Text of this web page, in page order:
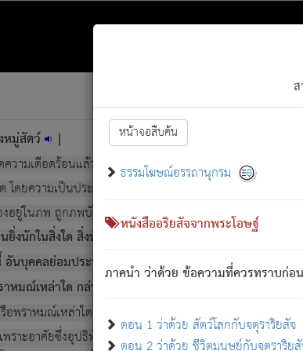
หน้าจอสืบค้น
ธรรมโฆษณ์อรรถานุกรม
หนังสืออริยสัจจากพระโอษฐ์
ภาคนำ ว่าด้วย ข้อความที่ควรทราบก่อ
ตอน 1 ว่าด้วย สัตว์โลกกับจตุราริยสัจ
ตอน 2 ว่าด้วย ชีวิตมนุษย์กับจตุราริย
หมู่สัตว์ |
ความเดือดร้อนแล้ว มีผัสสะบังหน้า[1]ย่อมกล่าวซึ่งโรค (ความ
โดยความเป็นประการใด แต่สิ่งนั้นย่อมเป็น (ตามที่เป็นจริง) โด
อยู่ในภพ ถูกภพบังหน้าแล้ว มีภพโดยความเป็นอย่างอื่น (จากที่
ยิ่งนักในสิ่งใด สิ่งนั้นเป็นภัย (ที่เขาไม่รู้จัก) : เขากลัวต่อสิ่งใ
นบุคคลย่อมประพฤติ ก็เพื่อการละขาดซึ่งภพ.
หมณ์เหล่าใด กล่าวความหลุดพ้นจากภพว่ามีได้เพราะภพ
พราหมณ์เหล่าใด กล่าวความออกไปได้จากภพ ว่ามีได้เพราะ
ราะอาศัยซึ่งอุปธิทั้งปวง.